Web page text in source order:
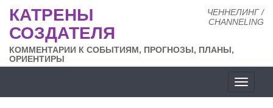
ЧЕННЕЛИНГ /
CHANNELING
КАТРЕНЫ
СОЗДАТЕЛЯ
КОММЕНТАРИИ К СОБЫТИЯМ, ПРОГНОЗЫ, ПЛАНЫ,
ОРИЕНТИРЫ
сайта